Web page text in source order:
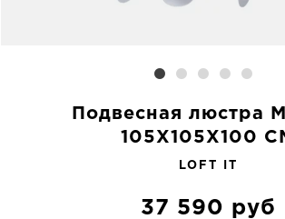
Подвесная люстра
105X105X100
LOFT IT
37 590 руб